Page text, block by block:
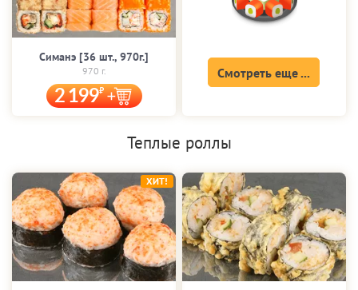
Симанэ [36 шт., 970г.]
970 г.
2 199
Смотреть еще ...
Теплые роллы
ХИТ!